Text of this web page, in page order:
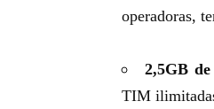
operadoras,
2,5GB
TIM